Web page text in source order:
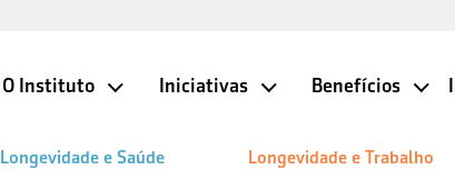
O Instituto Iniciativas Benefícios
Longevidade e Saúde Longevidade e Trabalho